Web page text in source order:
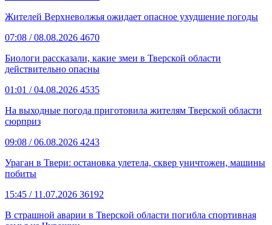
Жителей Верхневолжья ожидает опасное ухудшение погоды
07:08 / 08.08.2026 4670
Биологи рассказали, какие змеи в Тверской области
действительно опасны
01:01 / 04.08.2026 4535
На выходные погода приготовила жителям Тверской области
сюрприз
09:08 / 06.08.2026 4243
Ураган в Твери: остановка улетела, сквер уничтожен, машины
побиты
15:45 / 11.07.2026 36192
В страшной аварии в Тверской области погибла спортивная